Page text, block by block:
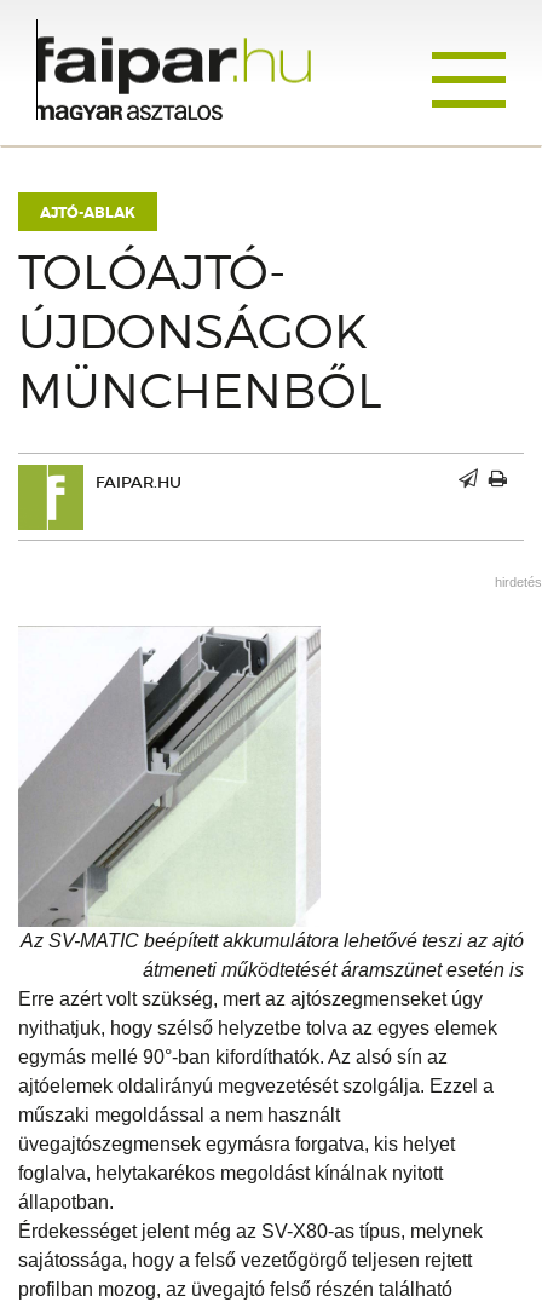
AJTÓ-ABLAK
TOLÓAJTÓ-
ÚJDONSÁGOK
MÜNCHENBŐL
FAIPAR.HU
hirdetés
Az SV-MATIC beépített akkumulátora lehetővé teszi az ajtó
átmeneti működtetését áramszünet esetén is
Erre azért volt szükség, mert az ajtószegmenseket úgy
nyithatjuk, hogy szélső helyzetbe tolva az egyes elemek
egymás mellé 90°-ban kifordíthatók. Az alsó sín az
ajtóelemek oldalirányú megvezetését szolgálja. Ezzel a
műszaki megoldással a nem használt
üvegajtószegmensek egymásra forgatva, kis helyet
foglalva, helytakarékos megoldást kínálnak nyitott
állapotban.
Érdekességet jelent még az SV-X80-as típus, melynek
sajátossága, hogy a felső vezetőgörgő teljesen rejtett
profilban mozog, az üvegajtó felső részén található